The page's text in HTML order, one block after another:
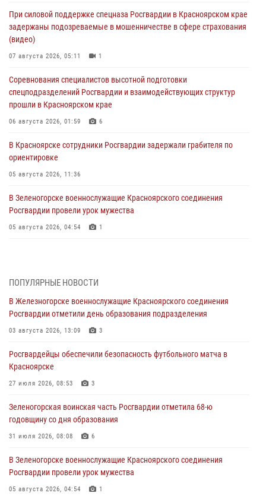
При силовой поддержке спецназа Росгвардии в Красноярском крае
задержаны подозреваемые в мошенничестве в сфере страхования
(видео)
07 августа 2026, 05:11 1
Соревнования специалистов высотной подготовки
спецподразделений Росгвардии и взаимодействующих структур
прошли в Красноярском крае
06 августа 2026, 01:59 6
В Красноярске сотрудники Росгвардии задержали грабителя по
ориентировке
05 августа 2026, 11:36
В Зеленогорске военнослужащие Красноярского соединения
Росгвардии провели урок мужества
05 августа 2026, 04:54 1
05 августа 2026, 04:52 1
В Красноярске сотрудники вневедомственной охраны Росгвардии
задержали подозреваемого в серии краж из гипермаркета
04 августа 2026, 09:57
Сотрудники Росгвардии обеспечили общественный порядок во
время проведения экстремального заплыва в Дудинке
04 августа 2026, 08:36
В Красноярске сотрудники Росгвардии задержали подозреваемого
в серии краж из супермаркета
04 августа 2026, 06:50
Военнослужащие Красноярского соединения Росгвардии
познакомили отдыхающих детей с тонкостями РХБ защиты
03 августа 2026, 13:12 2
ПОПУЛЯРНЫЕ НОВОСТИ
В Железногорске военнослужащие Красноярского соединения
Росгвардии отметили день образования подразделения
03 августа 2026, 13:09 3
Росгвардейцы обеспечили безопасность футбольного матча в
Красноярске
27 июля 2026, 08:53 3
Зеленогорская воинская часть Росгвардии отметила 68-ю
годовщину со дня образования
31 июля 2026, 08:08 6
В Зеленогорске военнослужащие Красноярского соединения
Росгвардии провели урок мужества
05 августа 2026, 04:54 1